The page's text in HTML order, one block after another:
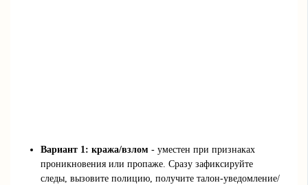
Вариант 1: кража/взлом - уместен при признаках
проникновения или пропаже. Сразу зафиксируйте
следы, вызовите полицию, получите талон‑уведомление/